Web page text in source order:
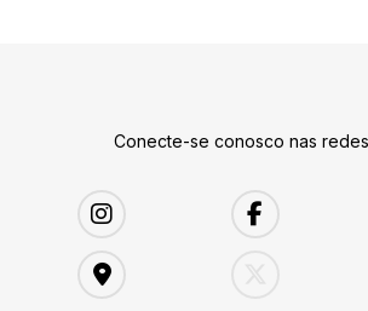
Conecte-se conosco nas